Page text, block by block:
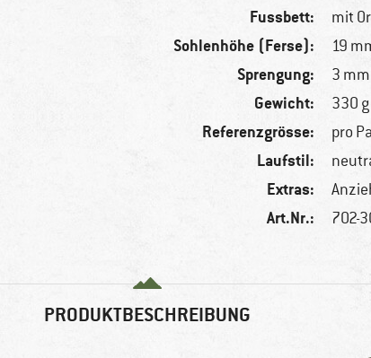
Fussbett: mit
Sohlenhöhe (Ferse): 19
Sprengung: 3 mm
Gewicht: 330 g
Referenzgrösse: pro
Laufstil:
Extras:
Art.Nr.: 702-
PRODUKTBESCHREIBUNG